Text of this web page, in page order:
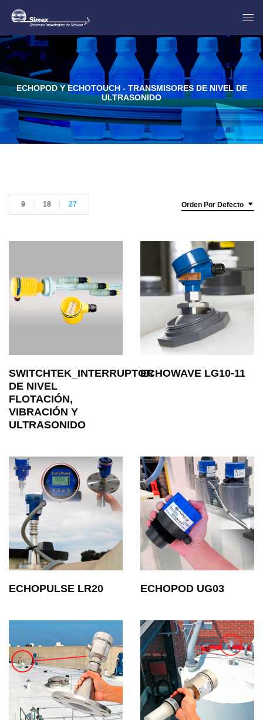
ECHOPOD Y ECHOTOUCH - TRANSMISORES DE NIVEL DE
ULTRASONIDO
Orden Por Defecto
9 18 27
SWITCHTEK_INTERRUPTOR
DE NIVEL
FLOTACIÓN,
VIBRACIÓN Y
ULTRASONIDO
ECHOWAVE LG10-11
ECHOPULSE LR20 ECHOPOD UG03